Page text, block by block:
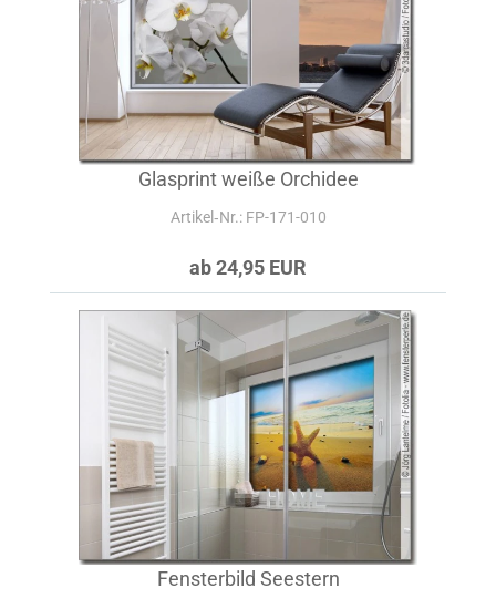
Glasprint weiße Orchidee
Artikel‑Nr.: FP-171-010
ab 24,95 EUR
Fensterbild Seestern